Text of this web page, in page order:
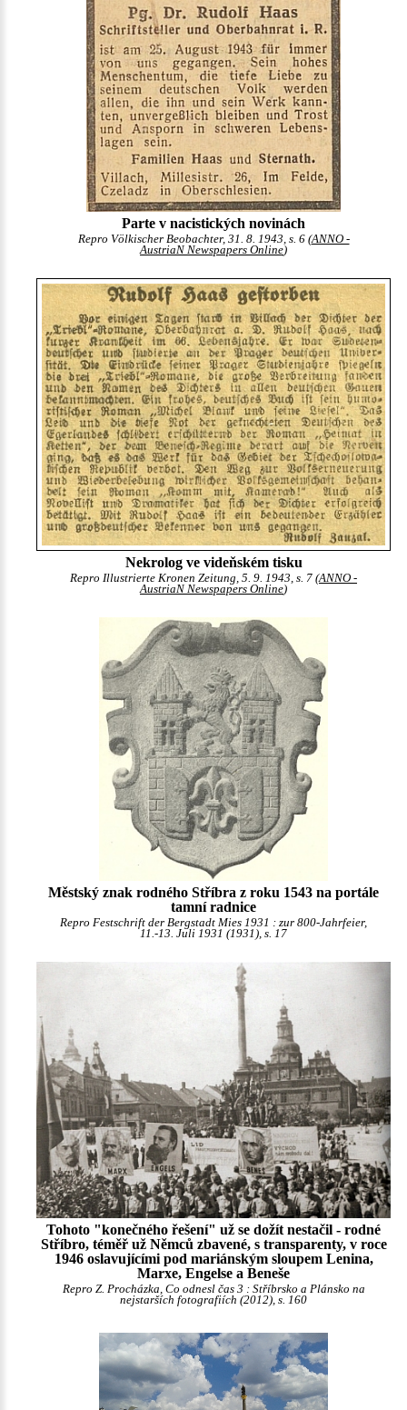
Parte v nacistických novinách
Repro Völkischer Beobachter, 31. 8. 1943, s. 6 (ANNO -
AustriaN Newspapers Online)
Nekrolog ve videňském tisku
Repro Illustrierte Kronen Zeitung, 5. 9. 1943, s. 7 (ANNO -
AustriaN Newspapers Online)
Městský znak rodného Stříbra z roku 1543 na portále
tamní radnice
Repro Festschrift der Bergstadt Mies 1931 : zur 800-Jahrfeier,
11.-13. Juli 1931 (1931), s. 17
Tohoto "konečného řešení" už se dožít nestačil - rodné
Stříbro, téměř už Němců zbavené, s transparenty, v roce
1946 oslavujícími pod mariánským sloupem Lenina,
Marxe, Engelse a Beneše
Repro Z. Procházka, Co odnesl čas 3 : Stříbrsko a Plánsko na
nejstarších fotografiích (2012), s. 160